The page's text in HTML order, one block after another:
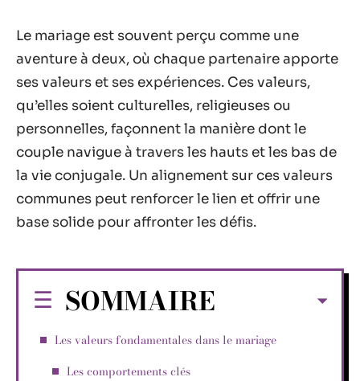
Le mariage est souvent perçu comme une
aventure à deux, où chaque partenaire apporte
ses valeurs et ses expériences. Ces valeurs,
qu’elles soient culturelles, religieuses ou
personnelles, façonnent la manière dont le
couple navigue à travers les hauts et les bas de
la vie conjugale. Un alignement sur ces valeurs
communes peut renforcer le lien et offrir une
base solide pour affronter les défis.
SOMMAIRE
Les valeurs fondamentales dans le mariage
Les comportements clés